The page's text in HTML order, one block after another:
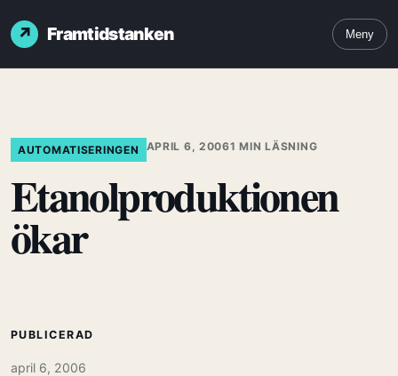
Framtidstanken Meny
AUTOMATISERINGEN APRIL 6, 20061 MIN LÄSNING
Etanolproduktionen
ökar
PUBLICERAD
april 6, 2006